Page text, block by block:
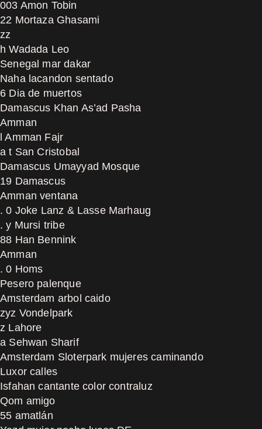
003 Amon Tobin
22 Mortaza Ghasami
zz
h Wadada Leo
Senegal mar dakar
Naha lacandon sentado
6 Dia de muertos
Damascus Khan As’ad Pasha
Amman
l Amman Fajr
a t San Cristobal
Damascus Umayyad Mosque
19 Damascus
Amman ventana
. 0 Joke Lanz & Lasse Marhaug
. y Mursi tribe
88 Han Bennink
Amman
. 0 Homs
Pesero palenque
Amsterdam arbol caido
zyz Vondelpark
z Lahore
a Sehwan Sharif
Amsterdam Sloterpark mujeres caminando
Luxor calles
Isfahan cantante color contraluz
Qom amigo
55 amatlán